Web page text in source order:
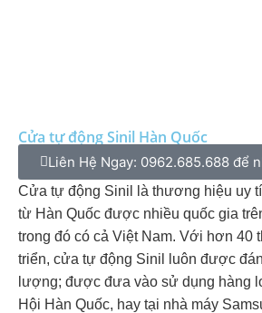
Cửa tự động Sinil Hàn Quốc
Liên Hệ Ngay: 0962.685.688 để
Cửa tự động Sinil là thương hiệu uy
từ Hàn Quốc được nhiều quốc gia
trong đó có cả Việt Nam. Với hơn 40
triển, cửa tự động Sinil luôn được
lượng; được đưa vào sử dụng hàng
Hội Hàn Quốc, hay tại nhà máy